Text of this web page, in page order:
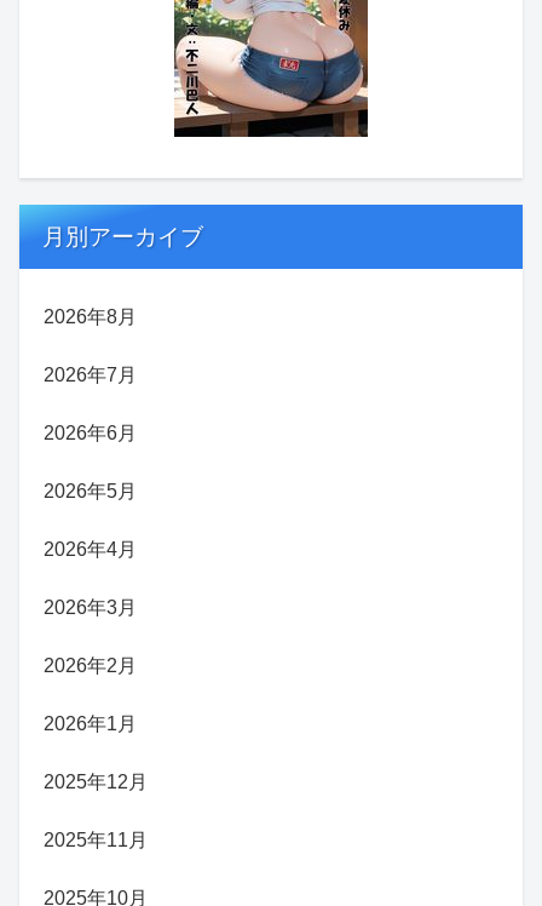
月別アーカイブ
2026年8月
2026年7月
2026年6月
2026年5月
2026年4月
2026年3月
2026年2月
2026年1月
2025年12月
2025年11月
2025年10月